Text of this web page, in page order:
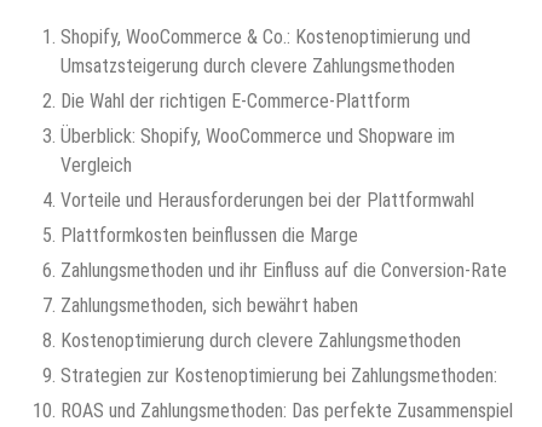
Shopify, WooCommerce & Co.: Kostenoptimierung und
Umsatzsteigerung durch clevere Zahlungsmethoden
Die Wahl der richtigen E-Commerce-Plattform
Überblick: Shopify, WooCommerce und Shopware im
Vergleich
Vorteile und Herausforderungen bei der Plattformwahl
Plattformkosten beinflussen die Marge
Zahlungsmethoden und ihr Einfluss auf die Conversion-Rate
Zahlungsmethoden, sich bewährt haben
Kostenoptimierung durch clevere Zahlungsmethoden
Strategien zur Kostenoptimierung bei Zahlungsmethoden:
ROAS und Zahlungsmethoden: Das perfekte Zusammenspiel